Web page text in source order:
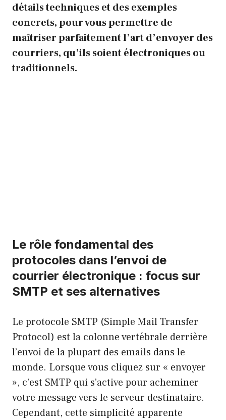
détails techniques et des exemples
concrets, pour vous permettre de
maîtriser parfaitement l’art d’envoyer des
courriers, qu’ils soient électroniques ou
traditionnels.
Le rôle fondamental des
protocoles dans l’envoi de
courrier électronique : focus sur
SMTP et ses alternatives
Le protocole SMTP (Simple Mail Transfer
Protocol) est la colonne vertébrale derrière
l’envoi de la plupart des emails dans le
monde. Lorsque vous cliquez sur « envoyer
», c’est SMTP qui s’active pour acheminer
votre message vers le serveur destinataire.
Cependant, cette simplicité apparente